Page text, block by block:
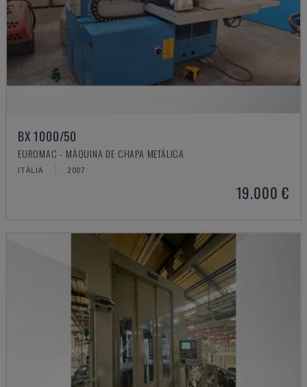
BX 1000/50
EUROMAC - MÁQUINA DE CHAPA METÁLICA
ITÁLIA 2007
19.000 €